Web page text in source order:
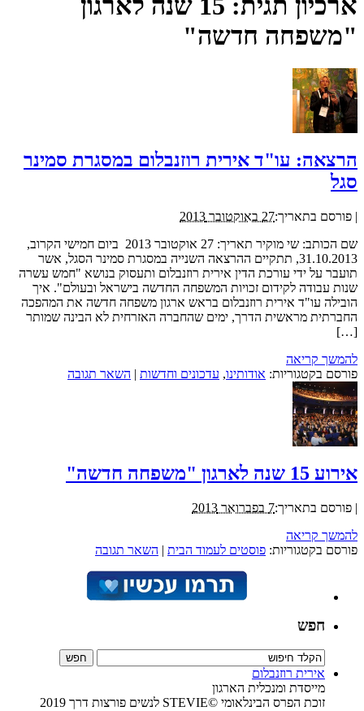
"משפחה חדשה"
הרצאה: עו"ד אירית רוזנבלום במסגרת סמינר
סגל
| פורסם בתאריך:27 באוקטובר 2013
שם הכותב: שי מוקיר תאריך: 27 אוקטובר 2013 ביום חמישי הקרוב,
31.10.2013, תתקיים ההרצאה השנייה במסגרת סמינר הסגל, אשר
תועבר על ידי עורכת הדין אירית רוזנבלום ותעסוק בנושא "חמש עשרה
שנות עבודה לקידום זכויות המשפחה החדשה בישראל ובעולם". איך
הובילה עו"ד אירית רוזנבלום בראש ארגון משפחה חדשה את המהפכה
החברתית מראשית הדרך, ימים שהחברה האזרחית לא הבינה שמותר
[…]
להמשך קריאה
פורסם בקטגוריות: אודותינו, עדכונים וחדשות | השאר תגובה
אירוע 15 שנה לארגון "משפחה חדשה"
| פורסם בתאריך:7 בפברואר 2013
להמשך קריאה
פורסם בקטגוריות: פוסטים לעמוד הבית | השאר תגובה
חפש
אירית רוזנבלום
מייסדת ומנכלית הארגון
זוכת הפרס הבינלאומי ©STEVIE לנשים פורצות דרך 2019